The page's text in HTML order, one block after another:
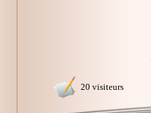
20 visiteurs